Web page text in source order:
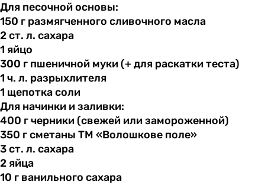
Для песочной основы:
150 г размягченного сливочного масла
2 ст. л. сахара
1 яйцо
300 г пшеничной муки (+ для раскатки теста)
1 ч. л. разрыхлителя
1 щепоткасоли
Для начинки и заливки:
400 гчерники(свежей или замороженной)
350 гсметаны ТМ «Волошкове поле»
3 ст. л. сахара
2 яйца
10 г ванильного сахара